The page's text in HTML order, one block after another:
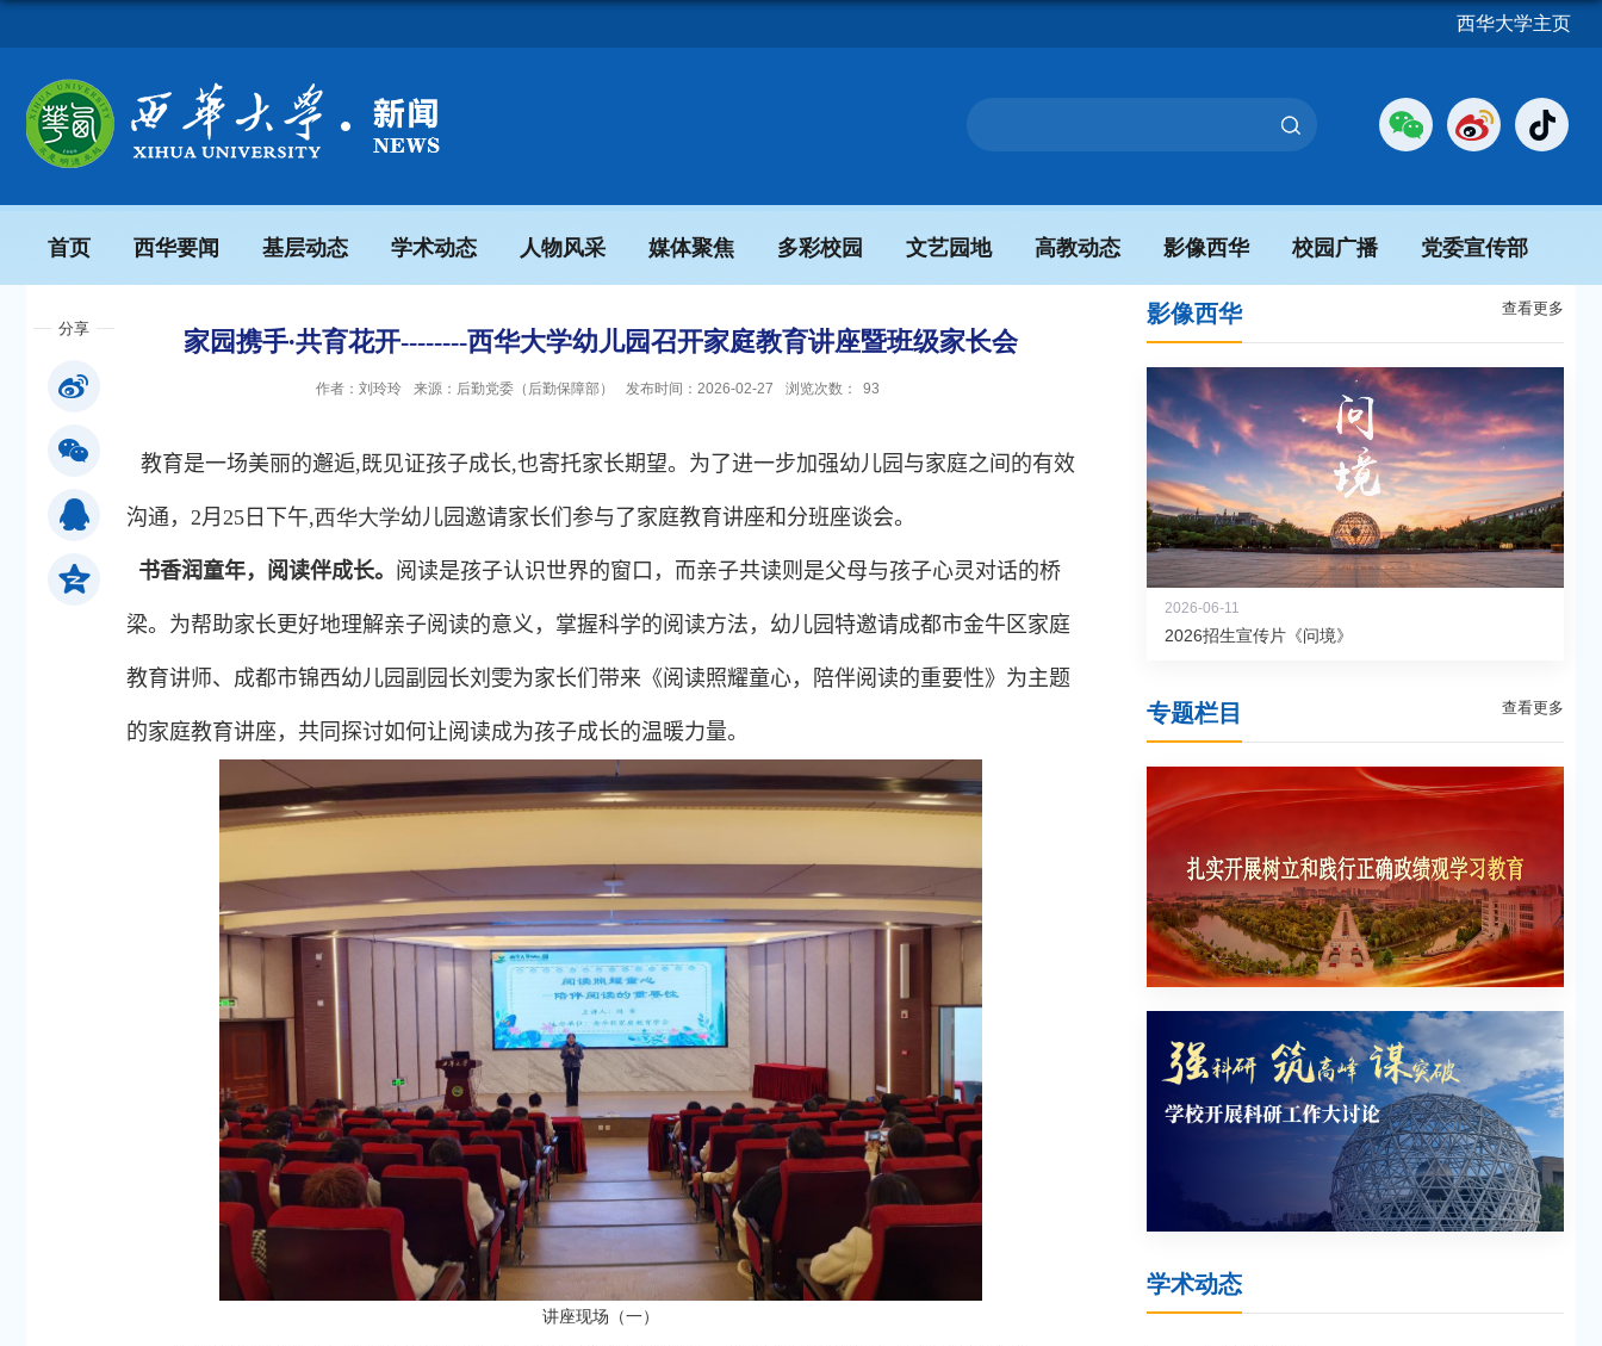
西华大学主页
首页 西华要闻 基层动态 学术动态 人物风采 媒体聚焦 多彩校园 文艺园地 高教动态 影像西华 校园广播 党委宣传部
分享 家园携手∙共育花开--------西华大学幼儿园召开家庭教育讲座暨班级家长会
作者：刘玲玲 来源：后勤党委（后勤保障部） 发布时间：2026-02-27 浏览次数： 93
教育是一场美丽的邂逅,既见证孩子成长,也寄托家长期望。为了进一步加强幼儿园与家庭之间的有效
沟通， 2月 25 日下午,西华大学幼儿园邀请家长们参与了家庭教育讲座和分班座谈会。
书香润童年，阅读伴成长。 阅读是孩子认识世界的窗口，而亲子共读则是父母与孩子心灵对话的桥
梁。为帮助家长更好地理解亲子阅读的意义，掌握科学的阅读方法，幼儿园特邀请成都市金牛区家庭
教育讲师、成都市锦西幼儿园副园长刘雯为家长们带来《阅读照耀童心，陪伴阅读的重要性》为主题
的家庭教育讲座，共同探讨如何让阅读成为孩子成长的温暖力量。
讲座现场（一）
影像西华 查看更多
2026-06-11
2026招生宣传片《问境》
专题栏目 查看更多
学术动态